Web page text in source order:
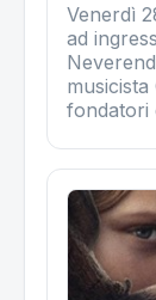
Venerdì
ad
fondatori